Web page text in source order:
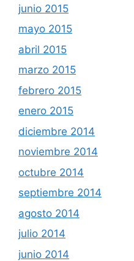
junio 2015
mayo 2015
abril 2015
marzo 2015
febrero 2015
enero 2015
diciembre 2014
noviembre 2014
octubre 2014
septiembre 2014
agosto 2014
julio 2014
junio 2014